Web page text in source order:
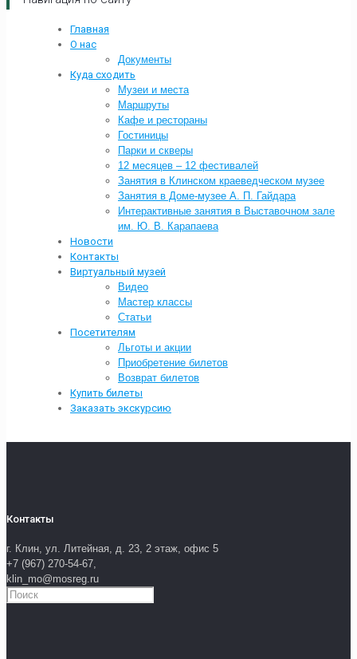
Главная
О нас
Документы
Куда сходить
Музеи и места
Маршруты
Кафе и рестораны
Гостиницы
Парки и скверы
12 месяцев – 12 фестивалей
Занятия в Клинском краеведческом музее
Занятия в Доме-музее А. П. Гайдара
Интерактивные занятия в Выставочном зале
им. Ю. В. Карапаева
Новости
Контакты
Виртуальный музей
Видео
Мастер классы
Статьи
Посетителям
Льготы и акции
Приобретение билетов
Возврат билетов
Купить билеты
Заказать экскурсию
Контакты
г. Клин, ул. Литейная, д. 23, 2 этаж, офис 5
+7 (967) 270-54-67,
klin_mo@mosreg.ru